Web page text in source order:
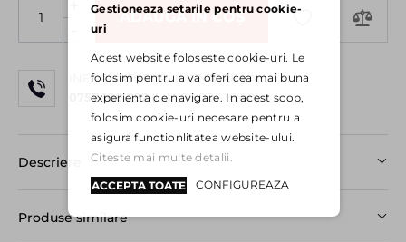
ADAUGĂ ÎN COȘ
INFORMAȚII SUPLIMENTARE LA:
0757 100 252 (L-V: 08:00 - 16:00)
Descriere
Produse similare
Gestioneaza setarile pentru cookie-
uri
Acest website foloseste cookie-uri. Le
folosim pentru a va oferi cea mai buna
experienta de navigare. In acest scop,
folosim cookie-uri necesare pentru a
asigura functionlitatea website-ului.
Citeste mai multe detalii.
ACCEPTA TOATE CONFIGUREAZA